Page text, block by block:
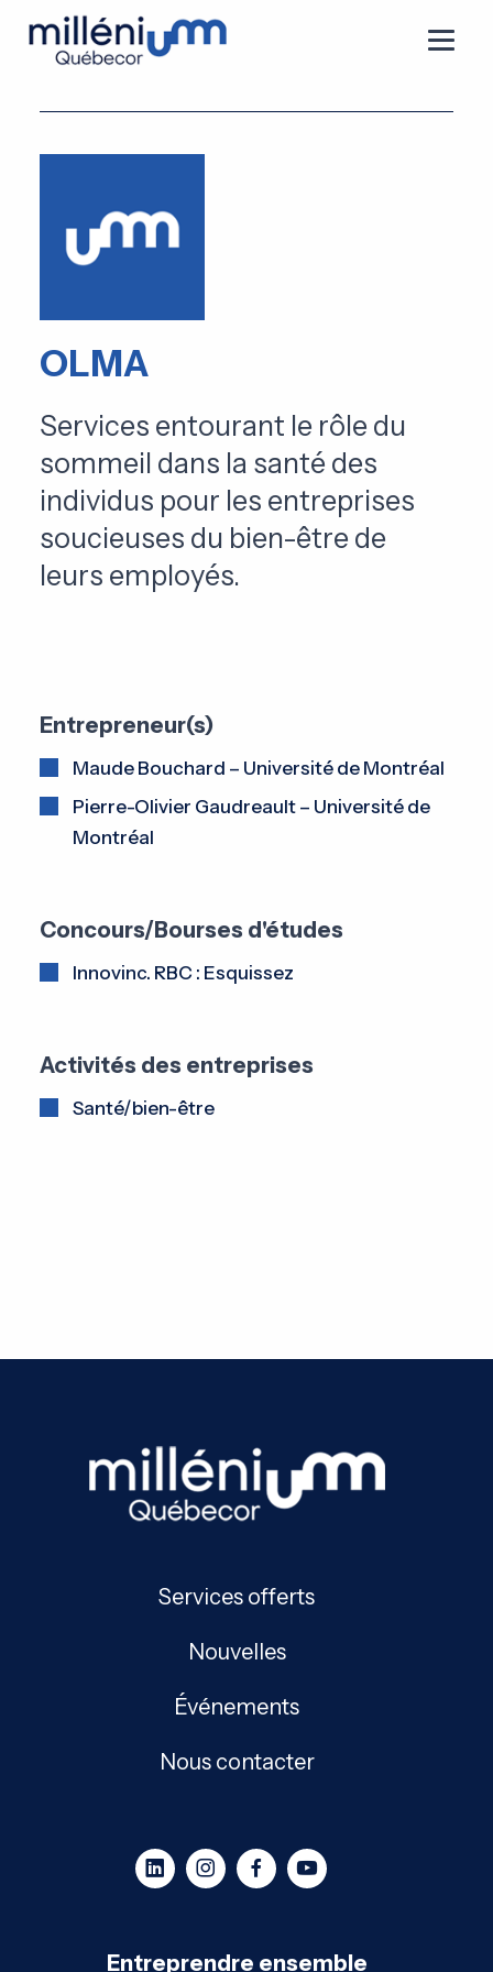
OLMA
Services entourant le rôle du
sommeil dans la santé des
individus pour les entreprises
soucieuses du bien-être de
leurs employés.
Entrepreneur(s)
Maude Bouchard – Université de Montréal
Pierre-Olivier Gaudreault – Université de
Montréal
Concours/Bourses d'études
Innovinc. RBC : Esquissez
Activités des entreprises
Santé/bien-être
Services offerts
Nouvelles
Événements
Nous contacter
Entreprendre ensemble